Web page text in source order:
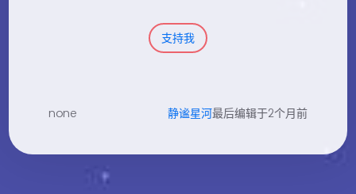
支持我
none 静谧星河最后编辑于2个月前